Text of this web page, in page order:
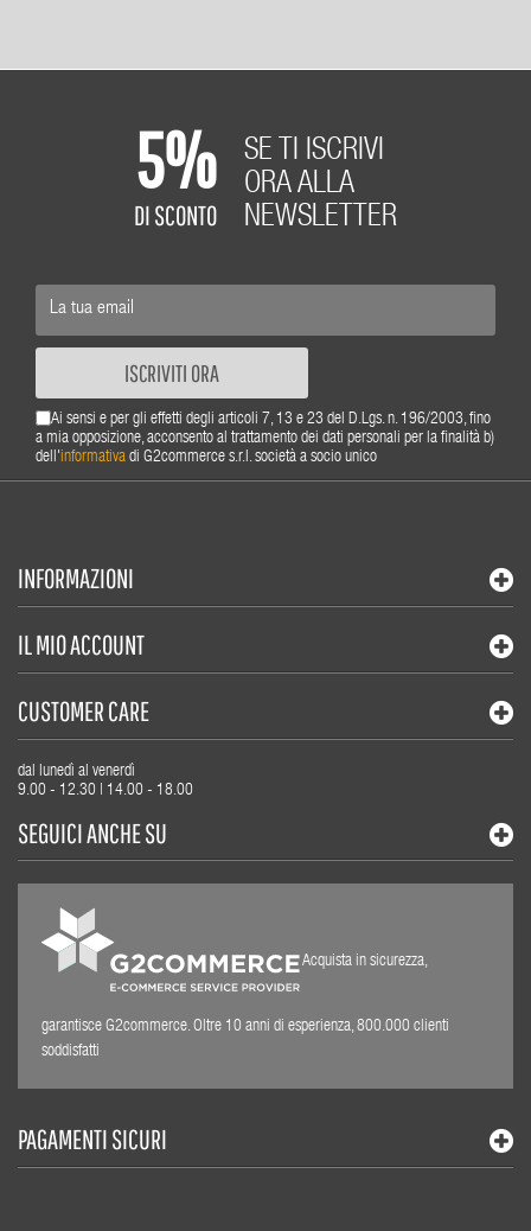
5%
DI SCONTO
SE TI ISCRIVI
ORA ALLA
NEWSLETTER
ISCRIVITI ORA
Ai sensi e per gli effetti degli articoli 7, 13 e 23 del D.Lgs. n. 196/2003, fino
a mia opposizione, acconsento al trattamento dei dati personali per la finalità b)
dell'informativa di G2commerce s.r.l. società a socio unico
INFORMAZIONI
IL MIO ACCOUNT
CUSTOMER CARE
dal lunedì al venerdì
9.00 - 12.30 | 14.00 - 18.00
SEGUICI ANCHE SU
Acquista in sicurezza,
garantisce G2commerce. Oltre 10 anni di esperienza, 800.000 clienti
soddisfatti
PAGAMENTI SICURI